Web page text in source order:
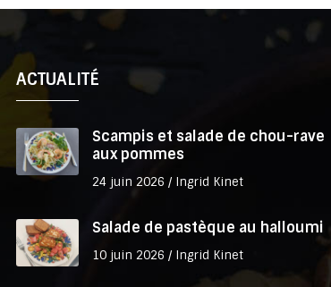
ACTUALITÉ
Scampis et salade de chou-rave
aux pommes
24 juin 2026 / Ingrid Kinet
Salade de pastèque au halloumi
10 juin 2026 / Ingrid Kinet